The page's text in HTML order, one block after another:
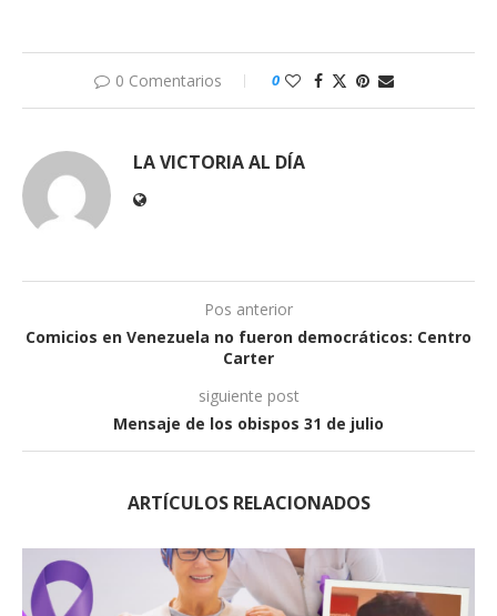
0 Comentarios 0
LA VICTORIA AL DÍA
Pos anterior
Comicios en Venezuela no fueron democráticos: Centro
Carter
siguiente post
Mensaje de los obispos 31 de julio
ARTÍCULOS RELACIONADOS